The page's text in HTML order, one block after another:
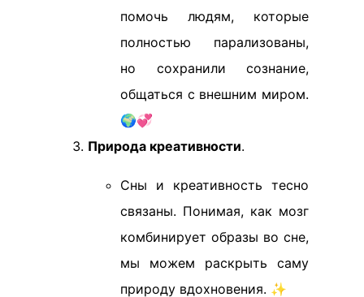
помочь людям, которые
полностью парализованы,
но сохранили сознание,
общаться с внешним миром.
🌍💞
Природа креативности.
Сны и креативность тесно
связаны. Понимая, как мозг
комбинирует образы во сне,
мы можем раскрыть саму
природу вдохновения. ✨